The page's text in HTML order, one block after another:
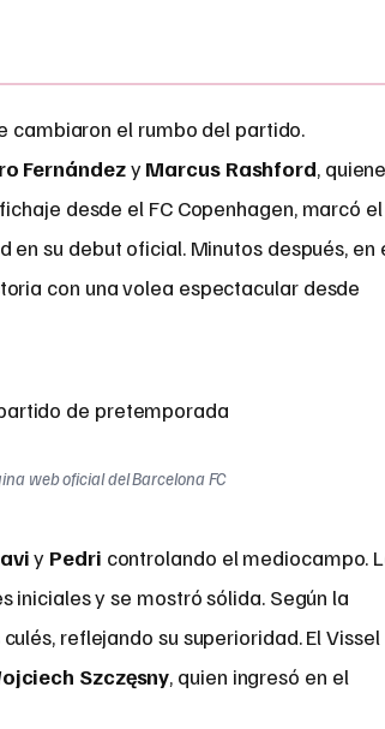
cambiaron el rumbo del partido.
FernándezyMarcus Rashford,
desde el FC Copenhagen, marcó el
en su debut oficial. Minutos después, en
con una volea espectacular desde
web oficial del Barcelona FC
y Pedri controlando el mediocampo.
iniciales y se mostró sólida. Según la
reflejando su superioridad. El Vissel
Szczęsny, quien ingresó en el